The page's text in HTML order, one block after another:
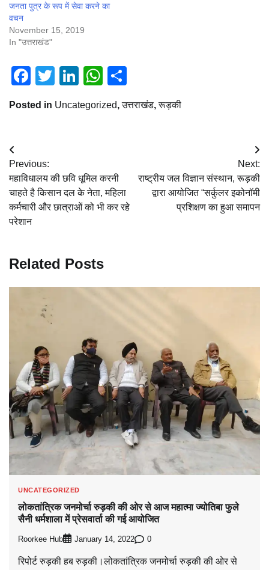
जनता पुत्र के रूप में सेवा करने का
वचन
November 15, 2019
In "उत्तराखंड"
Facebook
TwitterLinkedIn
WhatsApp
Posted in Uncategorized,उत्तराखंड,रूड़की
Post
navigation
Previous:
महाविधालय की छवि धूमिल करनी
चाहते है किसान दल के नेता, महिला
कर्मचारी और छात्राओं को भी कर रहे
परेशान
Next:
राष्ट्रीय जल विज्ञान संस्थान, रूड़की
द्वारा आयोजित “सर्कुलर इकोनॉमी
प्रशिक्षण का हुआ समापन
Related Posts
UNCATEGORIZED
लोकतांत्रिक जनमोर्चा रुड़की की ओर से आज महात्मा ज्योतिबा फुले
सैनी धर्मशाला में प्रेसवार्ता की गई आयोजित
Roorkee Hub January 14, 2022 0
रिपोर्ट रुड़की हब रुड़की।लोकतांत्रिक जनमोर्चा रुड़की की ओर से